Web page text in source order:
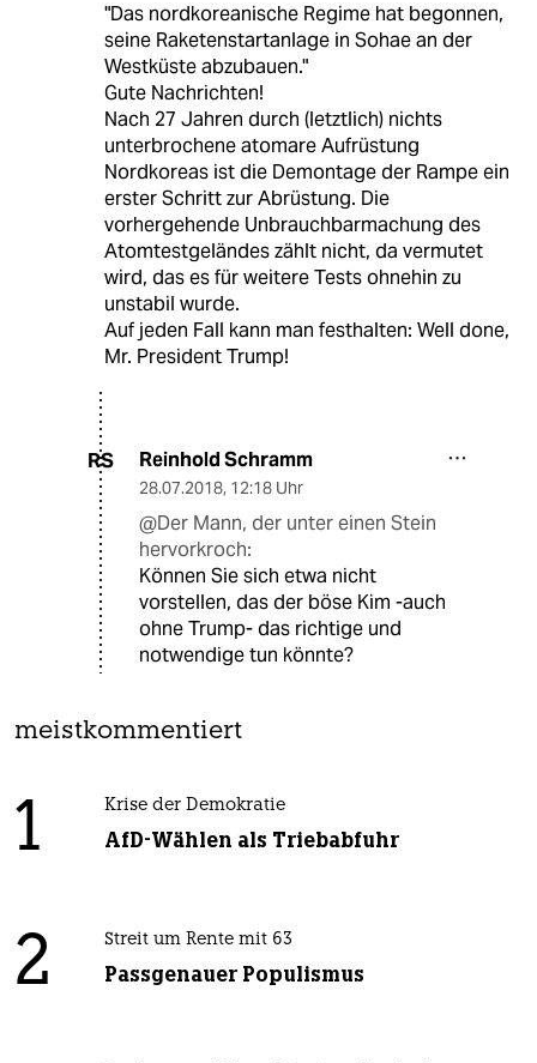
"Das nordkoreanische Regime hat begonnen,
seine Raketenstartanlage in Sohae an der
Westküste abzubauen."
Gute Nachrichten!
Nach 27 Jahren durch (letztlich) nichts
unterbrochene atomare Aufrüstung
Nordkoreas ist die Demontage der Rampe ein
erster Schritt zur Abrüstung. Die
vorhergehende Unbrauchbarmachung des
Atomtestgeländes zählt nicht, da vermutet
wird, das es für weitere Tests ohnehin zu
unstabil wurde.
Auf jeden Fall kann man festhalten: Well done,
Mr. President Trump!
RS Reinhold Schramm
28.07.2018, 12:18 Uhr
@Der Mann, der unter einen Stein
hervorkroch:
Können Sie sich etwa nicht
vorstellen, das der böse Kim -auch
ohne Trump- das richtige und
notwendige tun könnte?
meistkommentiert
1 Krise der Demokratie
AfD-Wählen als Triebabfuhr
2 Streit um Rente mit 63
Passgenauer Populismus